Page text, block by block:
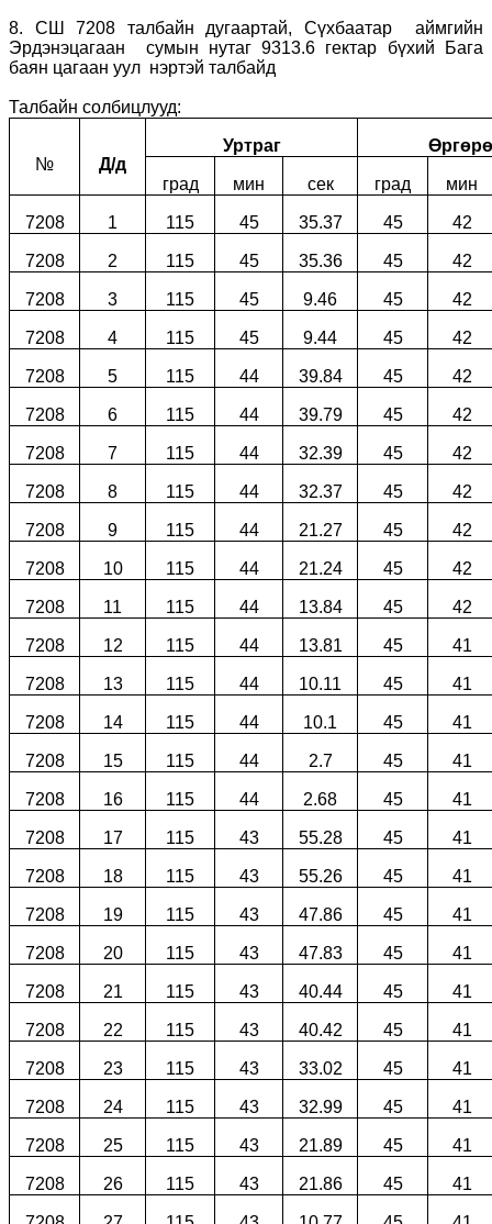
8. СШ 7208 талбайн дугаартай, Сүхбаатар аймгийн
Эрдэнэцагаан сумын нутаг 9313.6 гектар бүхий Бага
баян цагаан уул нэртэй талбайд
Талбайн солбицлууд:
№ Д/д
Уртраг
град мин сек град мин
7208 1 115 45 35.37 45 42
7208 2 115 45 35.36 45 42
7208 3 115 45 9.46 45 42
7208 4 115 45 9.44 45 42
7208 5 115 44 39.84 45 42
7208 6 115 44 39.79 45 42
7208 7 115 44 32.39 45 42
7208 8 115 44 32.37 45 42
7208 9 115 44 21.27 45 42
7208 10 115 44 21.24 45 42
7208 11 115 44 13.84 45 42
7208 12 115 44 13.81 45 41
7208 13 115 44 10.11 45 41
7208 14 115 44 10.1 45 41
7208 15 115 44 2.7 45 41
7208 16 115 44 2.68 45 41
7208 17 115 43 55.28 45 41
7208 18 115 43 55.26 45 41
7208 19 115 43 47.86 45 41
7208 20 115 43 47.83 45 41
7208 21 115 43 40.44 45 41
7208 22 115 43 40.42 45 41
7208 23 115 43 33.02 45 41
7208 24 115 43 32.99 45 41
7208 25 115 43 21.89 45 41
7208 26 115 43 21.86 45 41